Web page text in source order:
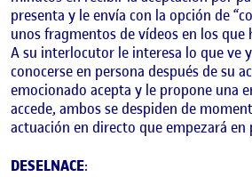
presenta y le envía con la opción de
unos fragmentos de vídeos en los que
A su interlocutor le interesa lo que ve
conocerse en persona después de su
emocionado acepta y le propone una
accede, ambos se despiden de
actuación en directo que empezará en
DESELNACE: